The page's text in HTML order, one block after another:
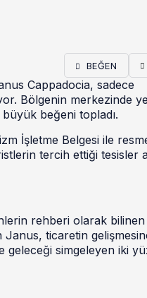
BEĞEN
Cappadocia, sadece
Bölgenin merkezinde
beğeni topladı.
İşletme Belgesi ile
tercih ettiği tesisler
rehberi olarak bilinen
ticaretin
geleceği simgeleyen iki